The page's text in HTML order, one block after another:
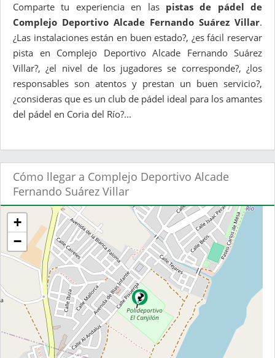
Comparte tu experiencia en las pistas de pádel de
Complejo Deportivo Alcade Fernando Suárez Villar.
¿Las instalaciones están en buen estado?, ¿es fácil reservar
pista en Complejo Deportivo Alcade Fernando Suárez
Villar?, ¿el nivel de los jugadores se corresponde?, ¿los
responsables son atentos y prestan un buen servicio?,
¿consideras que es un club de pádel ideal para los amantes
del pádel en Coria del Río?...
Cómo llegar a Complejo Deportivo Alcade
Fernando Suárez Villar
+
−